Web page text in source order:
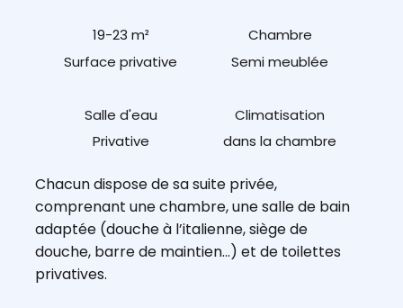
19-23 m²
Surface privative
Chambre
Semi meublée
Salle d'eau
Privative
Climatisation
dans la chambre
Chacun dispose de sa suite privée,
comprenant une chambre, une salle de bain
adaptée (douche à l’italienne, siège de
douche, barre de maintien...) et de toilettes
privatives.